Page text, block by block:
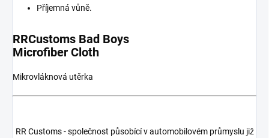
Příjemná vůně.
RRCustoms Bad Boys
Microfiber Cloth
Mikrovláknová utěrka
RR Customs - společnost působící v automobilovém průmyslu již